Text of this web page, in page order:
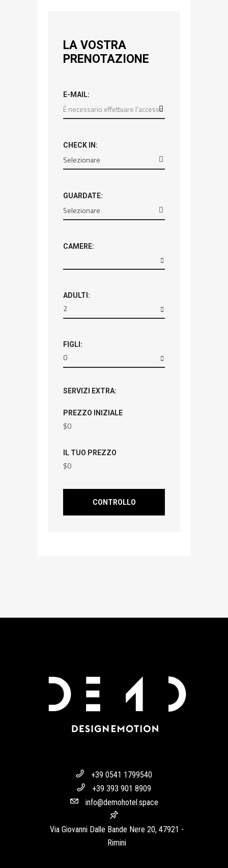
LA VOSTRA
PRENOTAZIONE
E-MAIL:
CHECK IN:
GUARDATE:
CAMERE:
ADULTI:
2
FIGLI:
0
SERVIZI EXTRA:
PREZZO INIZIALE
$0
IL TUO PREZZO
$0
CONTROLLO
+39 0541 1799540
+39 393 901 8909
info@demohotel.space
Via Giovanni Dalle Bande Nere 20, 47921 -
Rimini